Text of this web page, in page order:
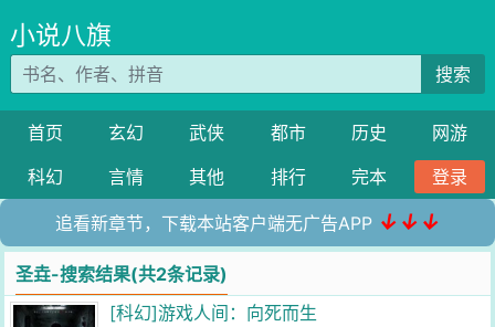
小说八旗
搜索
首页 玄幻 武侠 都市 历史
网游
科幻
言情 其他 排行 完本 登录
追看新章节，下载本站客户端无广告APP ↓↓↓
圣垚-搜索结果(共2条记录)
[科幻]游戏人间：向死而生